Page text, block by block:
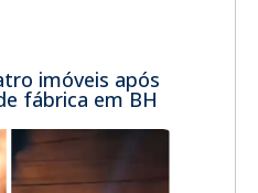
imóveis após
fábrica em BH